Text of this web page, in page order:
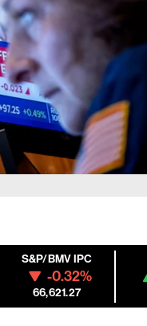
S&P/BMV IPC
-0.32%
66,621.27